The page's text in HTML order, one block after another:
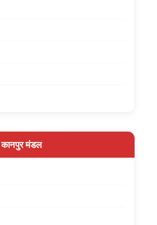
कानपुर मंडल